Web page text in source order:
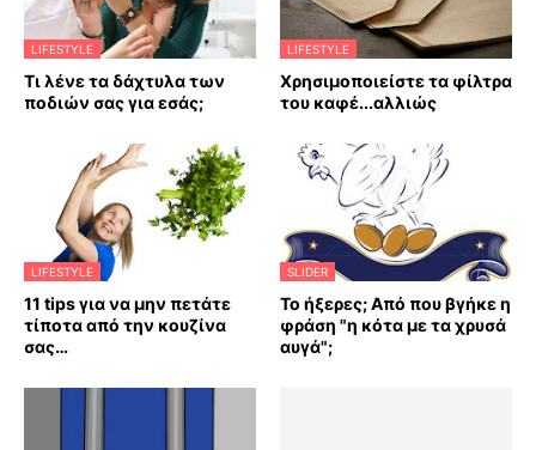
LIFESTYLE
Τι λένε τα δάχτυλα των
ποδιών σας για εσάς;
LIFESTYLE
Χρησιμοποιείστε τα φίλτρα
του καφέ...αλλιώς
LIFESTYLE
11 tips για να μην πετάτε
τίποτα από την κουζίνα
σας…
SLIDER
Το ήξερες; Από που βγήκε η
φράση "η κότα με τα χρυσά
αυγά";